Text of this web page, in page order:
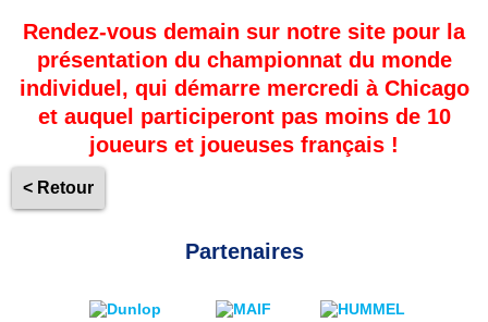
Rendez-vous demain sur notre site pour la
présentation du championnat du monde
individuel, qui démarre mercredi à Chicago
et auquel participeront pas moins de 10
joueurs et joueuses français !
< Retour
Partenaires